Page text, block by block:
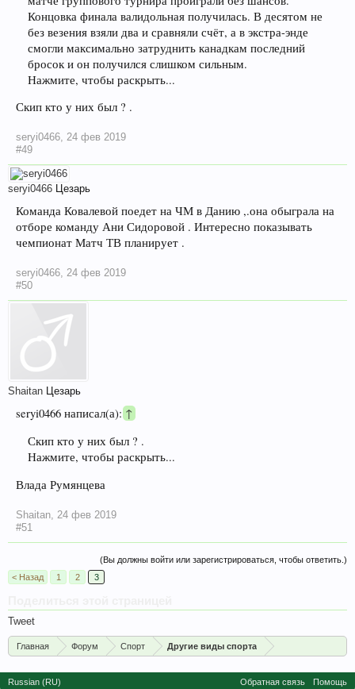
Концовка финала валидольная получилась. В десятом не
без везения взяли два и сравняли счёт, а в экстра-энде
смогли максимально затруднить канадкам последний
бросок и он получился слишком сильным.
Нажмите, чтобы раскрыть...
Скип кто у них был ? .
seryi0466, 24 фев 2019
#49
seryi0466 Цезарь
Команда Ковалевой поедет на ЧМ в Данию ,.она обыграла на
отборе команду Ани Сидоровой . Интересно показывать
чемпионат Матч ТВ планирует .
seryi0466, 24 фев 2019
#50
Shaitan Цезарь
seryi0466 написал(а): ↑
Скип кто у них был ? .
Нажмите, чтобы раскрыть...
Влада Румянцева
Shaitan 24 фев 2019
#51
(Вы должны войти или зарегистрироваться, чтобы ответить.)
< Назад
1 2 3
Tweet
Главная Форум Спорт Другие виды спорта
Russian (RU) Обратная связь Помощь